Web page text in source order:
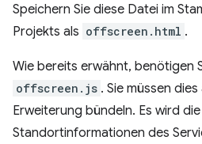
Speichern Sie diese Datei im
Projekts als offscreen.html .
Wie bereits erwähnt, benötigen
offscreen.js . Sie müssen
Erweiterung bündeln. Es wird
Standortinformationen des